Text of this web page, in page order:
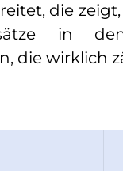
die
in
die wirklich